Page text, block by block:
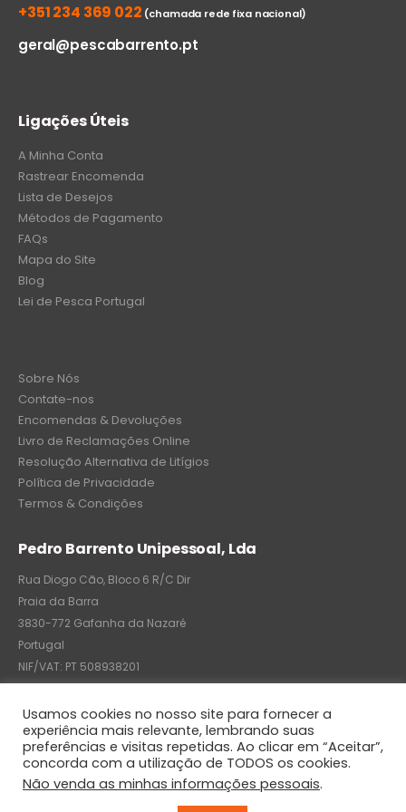
+351 234 369 022 (chamada rede fixa nacional)
geral@pescabarrento.pt
Ligações Úteis
A Minha Conta
Rastrear Encomenda
Lista de Desejos
Métodos de Pagamento
FAQs
Mapa do Site
Blog
Lei de Pesca Portugal
Sobre Nós
Contate-nos
Encomendas & Devoluções
Livro de Reclamações Online
Resolução Alternativa de Litígios
Política de Privacidade
Termos & Condições
Pedro Barrento Unipessoal, Lda
Rua Diogo Cão, Bloco 6 R/C Dir
Praia da Barra
3830-772 Gafanha da Nazaré
Portugal
NIF/VAT: PT 508938201
C.R.C.: 7004-8522-6075
© Pedro Barrento Unipessoal, Lda. 2020. All Rights Reserved
Usamos cookies no nosso site para fornecer a
experiência mais relevante, lembrando suas
preferências e visitas repetidas. Ao clicar em “Aceitar”,
concorda com a utilização de TODOS os cookies.
Não venda as minhas informações pessoais.